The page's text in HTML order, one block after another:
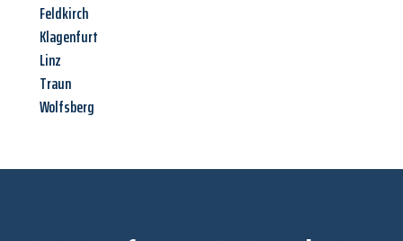
Feldkirch
Klagenfurt
Linz
Traun
Wolfsberg